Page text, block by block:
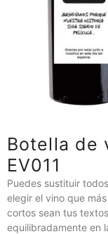
Botella de
EV011
Puedes sustituir
elegir el vino que
cortos sean tus
equilibradamente en